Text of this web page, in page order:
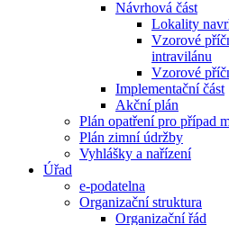
Návrhová část
Lokality
Vzorové
intravilánu
Vzorové
Implementační část
Akční plán
Plán opatření pro případ
Plán zimní údržby
Vyhlášky a nařízení
Úřad
e-podatelna
Organizační struktura
Organizační řád